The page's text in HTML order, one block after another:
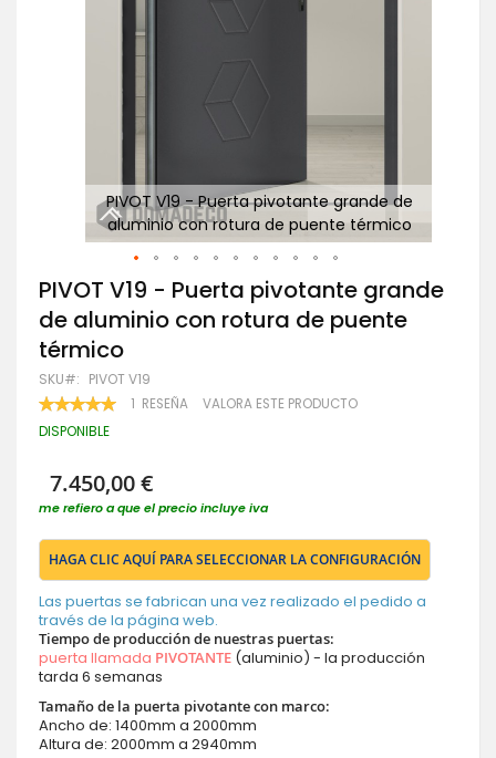
PIVOT V19 - Puerta pivotante grande de
aluminio con rotura de puente térmico
Saltar
al
comienzo
de
la
galería
de
imágenes
PIVOT V19 - Puerta pivotante grande
de aluminio con rotura de puente
térmico
SKU PIVOT V19
VALORACIÓN:
100 100
1 RESEÑA VALORA ESTE PRODUCTO
DISPONIBLE
7.450,00 €
me refiero a que el precio incluye iva
HAGA CLIC AQUÍ PARA SELECCIONAR LA CONFIGURACIÓN
Las puertas se fabrican una vez realizado el pedido a
través de la página web.
Tiempo de producción de nuestras puertas:
puerta llamada PIVOTANTE (aluminio) - la producción
tarda 6 semanas
Tamaño de la puerta pivotante con marco:
Ancho de: 1400mm a 2000mm
Altura de: 2000mm a 2940mm